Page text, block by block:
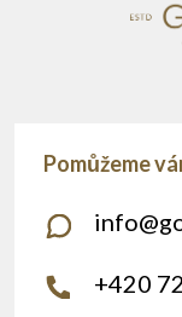
info@
+420